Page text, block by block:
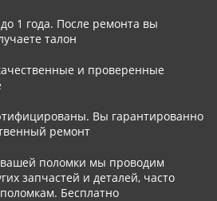
1 года. После ремонта вы
талон
и проверенные
Вы гарантированно
ремонт
поломки мы проводим
запчастей и деталей, часто
Бесплатно